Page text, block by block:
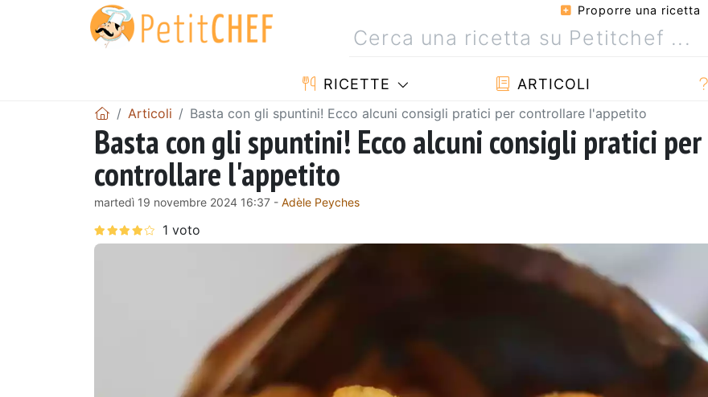
Proporre una ricetta
RICETTE ARTICOLI
Articoli Basta con gli spuntini! Ecco alcuni consigli pratici per controllare l'appetito
Basta con gli spuntini! Ecco alcuni consigli pratici per
controllare l'appetito
martedì 19 novembre 2024 16:37 - Adèle Peyches